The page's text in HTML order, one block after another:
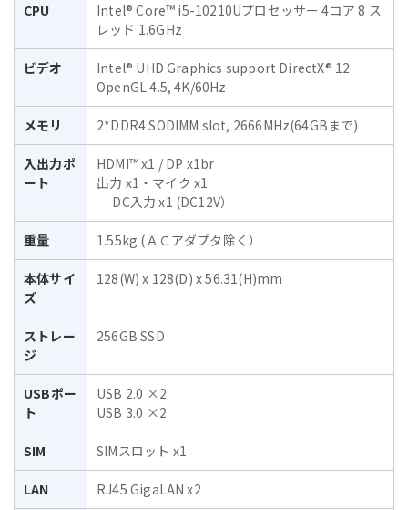
CPU
Intel® Core™ i5-10210Uプロセッサー 4コア 8 ス
レッド 1.6GHz
ビデオ
Intel® UHD Graphics support DirectX® 12
OpenGL 4.5, 4K/60Hz
メモリ 2*DDR4 SODIMM slot, 2666MHz(64GBまで)
入出力ポ
ート
HDMI™ x1 / DP x1br
出力 x1・マイク x1
DC入力 x1 (DC12V）
重量 1.55kg (ＡＣアダプタ除く）
本体サイ
ズ
128(W) x 128(D) x 56.31(H)mm
ストレー
ジ
256GB SSD
USBポー
ト
USB 2.0 ×2
USB 3.0 ×2
SIM SIMスロット x1
LAN RJ45 GigaLAN x2